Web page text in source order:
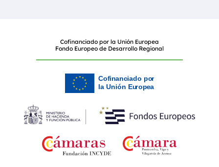
Cofinanciado por la Unión Europea
Fondo Europeo de Desarrollo Regional